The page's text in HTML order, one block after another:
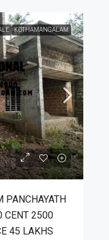
KOTHAMANGALAM
PANCHAYATH
CENT 2500
45 LAKHS